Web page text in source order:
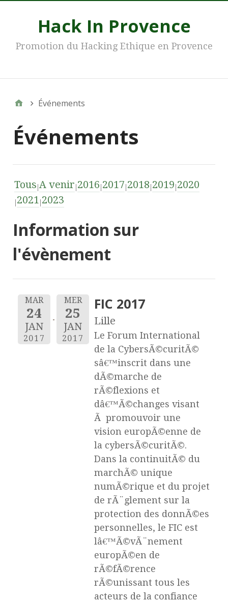
Hack In Provence
Promotion du Hacking Ethique en Provence
Événements
Événements
Tous A venir 2016 2017 2018 2019 2020
2021 2023
Information sur
l'évènement
MAR
24
JAN
2017
MER
25
JAN
2017
FIC 2017
Lille
Le Forum International
de la CybersÃ©curitÃ©
sâ€™inscrit dans une
dÃ©marche de
rÃ©flexions et
dâ€™Ã©changes visant
Ã promouvoir une
vision europÃ©enne de
la cybersÃ©curitÃ©.
Dans la continuitÃ© du
marchÃ© unique
numÃ©rique et du projet
de rÃ¨glement sur la
protection des donnÃ©es
personnelles, le FIC est
lâ€™Ã©vÃ¨nement
europÃ©en de
rÃ©fÃ©rence
rÃ©unissant tous les
acteurs de la confiance